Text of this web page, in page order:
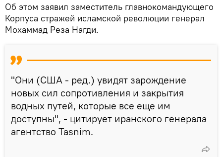
Об этом заявил заместитель главнокомандующего
Корпуса стражей исламской революции генерал
Мохаммад Реза Нагди.
"Они (США - ред.) увидят зарождение
новых сил сопротивления и закрытия
водных путей, которые все еще им
доступны", - цитирует иранского генерала
агентство Tasnim.